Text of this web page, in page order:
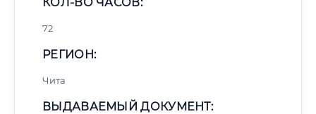
72
РЕГИОН:
Чита
ВЫДАВАЕМЫЙ ДОКУМЕНТ: